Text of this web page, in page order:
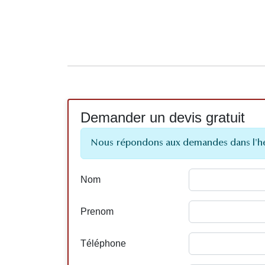
Demander un devis gratuit
Nous répondons aux demandes dans
Nom
Prenom
Téléphone